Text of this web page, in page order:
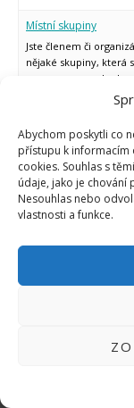
Abychom poskytli co
přístupu k informacím
cookies. Souhlas s
údaje, jako je chování
Nesouhlas nebo
vlastnosti a funkce.
Místní skupiny
Jste členem či
nějaké skupiny, která
open source nebo
Dejte možnost i
účastnit se vašich